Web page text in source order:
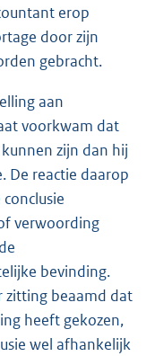
erop
door zijn
gebracht.
aan
voorkwam dat
zijn dan hij
De reactie daarop
verwoording
bevinding.
zitting beaamd dat
heeft gekozen,
wel afhankelijk